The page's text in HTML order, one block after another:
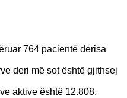
764 pacientë derisa
deri më sot është gjithsej
aktive është 12.808.